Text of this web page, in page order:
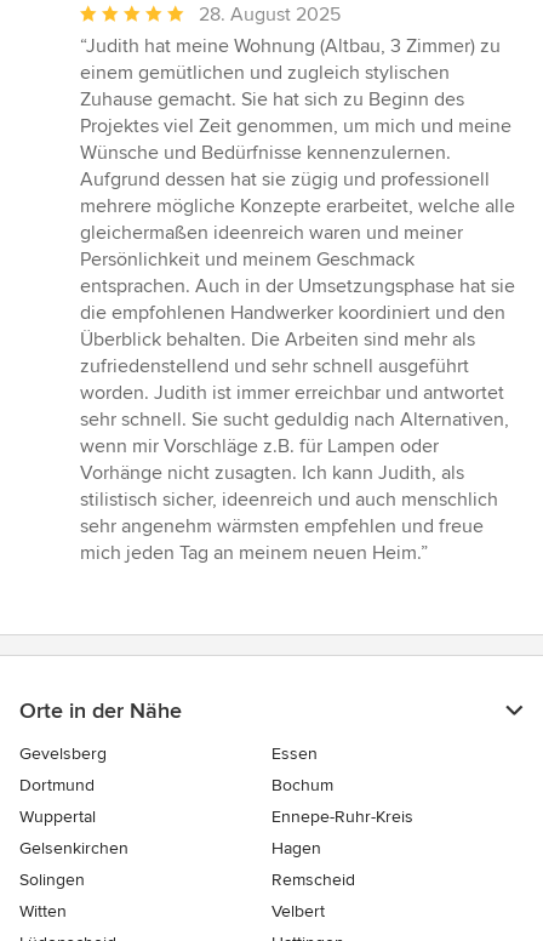
Durchschnittliche
Bewertung:
5
von
5
Sternen
28. August 2025
“Judith hat meine Wohnung (Altbau, 3 Zimmer) zu
einem gemütlichen und zugleich stylischen
Zuhause gemacht. Sie hat sich zu Beginn des
Projektes viel Zeit genommen, um mich und meine
Wünsche und Bedürfnisse kennenzulernen.
Aufgrund dessen hat sie zügig und professionell
mehrere mögliche Konzepte erarbeitet, welche alle
gleichermaßen ideenreich waren und meiner
Persönlichkeit und meinem Geschmack
entsprachen. Auch in der Umsetzungsphase hat sie
die empfohlenen Handwerker koordiniert und den
Überblick behalten. Die Arbeiten sind mehr als
zufriedenstellend und sehr schnell ausgeführt
worden. Judith ist immer erreichbar und antwortet
sehr schnell. Sie sucht geduldig nach Alternativen,
wenn mir Vorschläge z.B. für Lampen oder
Vorhänge nicht zusagten. Ich kann Judith, als
stilistisch sicher, ideenreich und auch menschlich
sehr angenehm wärmsten empfehlen und freue
mich jeden Tag an meinem neuen Heim.”
Orte in der Nähe
Gevelsberg
Essen
Dortmund
Bochum
Wuppertal
Ennepe-Ruhr-Kreis
Gelsenkirchen
Hagen
Solingen
Remscheid
Witten
Velbert